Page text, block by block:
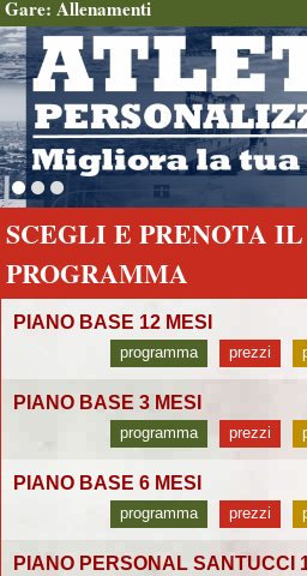
Gare: Allenamenti
SCEGLI E PRENOTA
PROGRAMMA
PIANO BASE 12 MESI
programma prezzi
PIANO BASE 3 MESI
programma prezzi
PIANO BASE 6 MESI
programma prezzi
PIANO PERSONAL SANTUCCI